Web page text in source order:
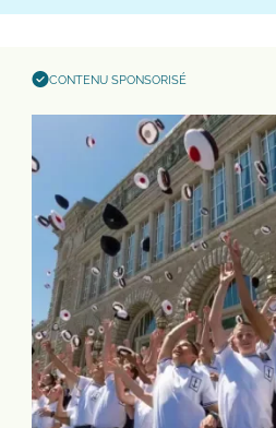
CONTENU SPONSORISÉ